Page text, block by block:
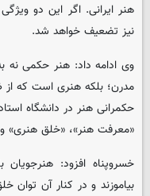
هنر ایرانی. اگر این دو
نیز تضعیف خواهد شد.
وی ادامه داد: هنر حکمی
مدرن؛ بلکه هنری است که از
حکمرانی هنر در دانشگاه
«معرفت هنر»، «خلق هنری»
خسروپناه افزود:
بیاموزند و در کنار آن توان